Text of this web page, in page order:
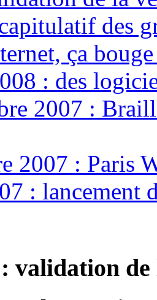
des
ça
: des
2007 :
2007 : Paris
: lancement
validation